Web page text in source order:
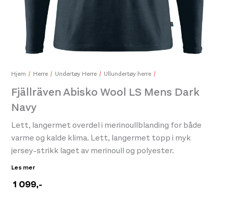
299,-
Hjem Herre Undertøy Herre Ullundertøy herre
Fjällräven Abisko Wool LS Mens Dark
Navy
1 099,-
Lett, langermet overdel i merinoullblanding for både
varme og kalde klima. Lett, langermet topp i myk
jersey-strikk laget av merinoull og polyester.
Kombinerer de temperatur-regulerende egenskapene
fuktighetstransporterende egenskapene til syntetiske
Les mer